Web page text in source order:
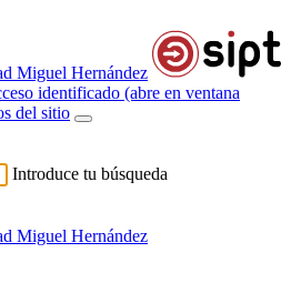
identificado (abre en ventana
del sitio
Introduce tu búsqueda